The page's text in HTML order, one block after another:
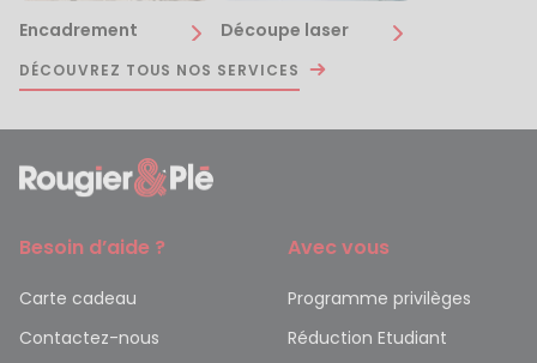
Encadrement Découpe laser
DÉCOUVREZ TOUS NOS SERVICES
Besoin d’aide ?
Carte cadeau
Contactez-nous
Avec vous
Programme privilèges
Réduction Etudiant